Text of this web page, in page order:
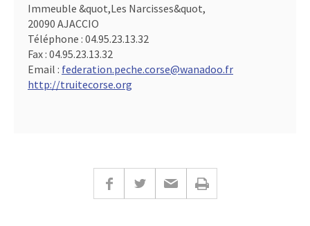
Immeuble &quot,Les Narcisses&quot,
20090 AJACCIO
Téléphone : 04.95.23.13.32
Fax : 04.95.23.13.32
Email : federation.peche.corse@wanadoo.fr
http://truitecorse.org